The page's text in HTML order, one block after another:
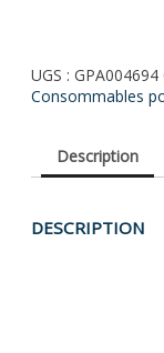
UGS : GPA004694
Consommables
Description
DESCRIPTION